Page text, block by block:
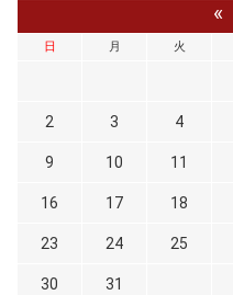
«
日 月 火
2 3 4
9 10 11
16 17 18
23 24 25
30 31